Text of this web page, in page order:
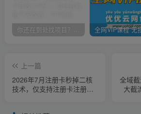
你还在到处找项目？还在当韭菜？我靠卖项目一个月收入5万+，曾经我也是个失败者。
上一篇
2026年7月注册卡秒掉二核
技术，仅支持注册卡注册抖
全域
大截